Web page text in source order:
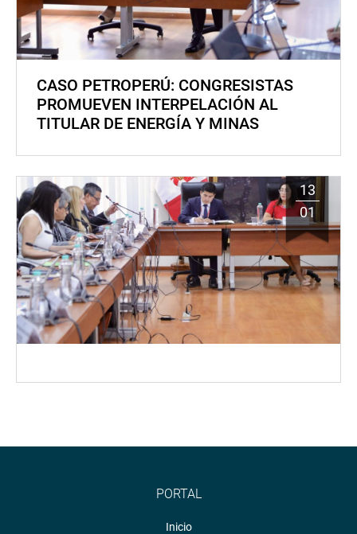
CASO PETROPERÚ: CONGRESISTAS
PROMUEVEN INTERPELACIÓN AL
TITULAR DE ENERGÍA Y MINAS
13
01
PORTAL
Inicio